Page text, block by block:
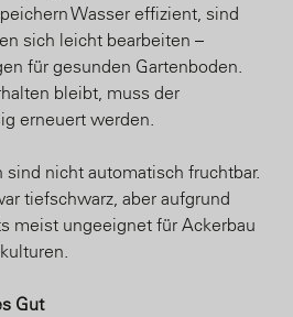
Wasser effizient, sind
sich leicht bearbeiten –
für gesunden Gartenboden.
bleibt, muss der
erneuert werden.
nicht automatisch fruchtbar.
tiefschwarz, aber aufgrund
meist ungeeignet für Ackerbau
Gut